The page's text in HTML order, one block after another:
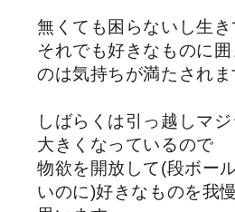
無くても困らないし生き
それでも好きなものに
のは気持ちが満たされま
しばらくは引っ越しマ
大きくなっているので
物欲を開放して(段ボー
いのに)好きなものを我